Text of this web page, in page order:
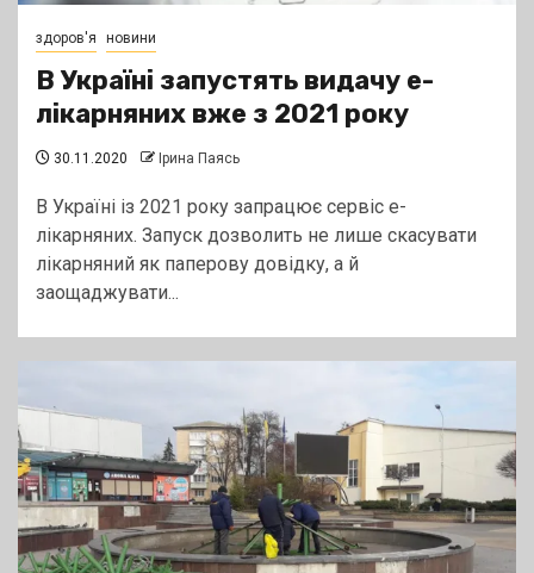
здоров'я новини
В Україні запустять видачу е-
лікарняних вже з 2021 року
30.11.2020 Ірина Паясь
В Україні із 2021 року запрацює сервіс е-
лікарняних. Запуск дозволить не лише скасувати
лікарняний як паперову довідку, а й
заощаджувати...